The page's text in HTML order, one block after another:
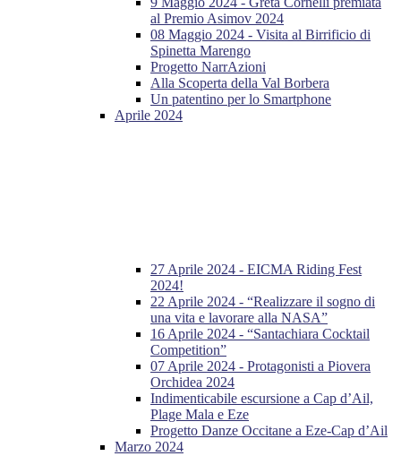
al Premio Asimov 2024
08 Maggio 2024 - Visita al Birrificio di
Spinetta Marengo
Progetto NarrAzioni
Alla Scoperta della Val Borbera
Un patentino per lo Smartphone
Aprile 2024
27 Aprile 2024 - EICMA Riding Fest
2024!
22 Aprile 2024 - “Realizzare il sogno di
una vita e lavorare alla NASA”
16 Aprile 2024 - “Santachiara Cocktail
Competition”
07 Aprile 2024 - Protagonisti a Piovera
Orchidea 2024
Indimenticabile escursione a Cap d’Ail,
Plage Mala e Eze
Progetto Danze Occitane a Eze-Cap d’Ail
Marzo 2024